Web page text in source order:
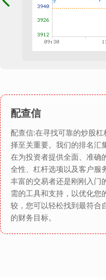
配查信
配查信:在寻找可靠的炒股
择至关重要。我们的排名汇
在为投资者提供全面、准确
全性、杠杆选项以及客户服
丰富的交易者还是刚刚入门
需的工具和支持，以优化您
较，您可以轻松找到最符合
的财务目标。